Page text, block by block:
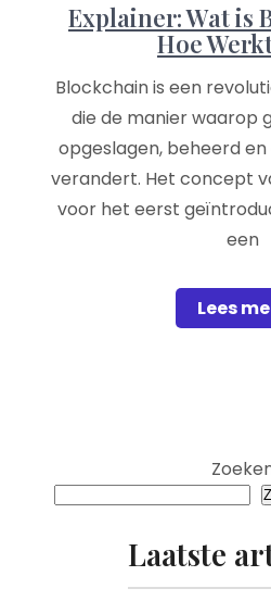
Explainer: Wat is
Hoe
Blockchain is een
die de manier waarop
opgeslagen, beheerd
verandert. Het concept
voor het eerst
een
Lees
Laatste